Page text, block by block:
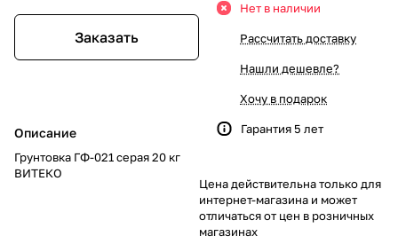
Заказать
Описание
Грунтовка ГФ-021 серая 20 кг
ВИТЕКО
Нет в наличии
Рассчитать доставку
Нашли дешевле?
Хочу в подарок
Гарантия 5 лет
Цена действительна только для
интернет-магазина и может
отличаться от цен в розничных
магазинах